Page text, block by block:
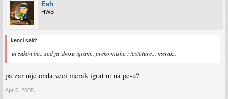
Esh
HWB
kenci said:
ut zakon ba.. sad ja xboxu igram.. preko misha i tastature... merak..
pa zar nije onda veci merak igrat ut na pc-u?
Apr 6, 2005